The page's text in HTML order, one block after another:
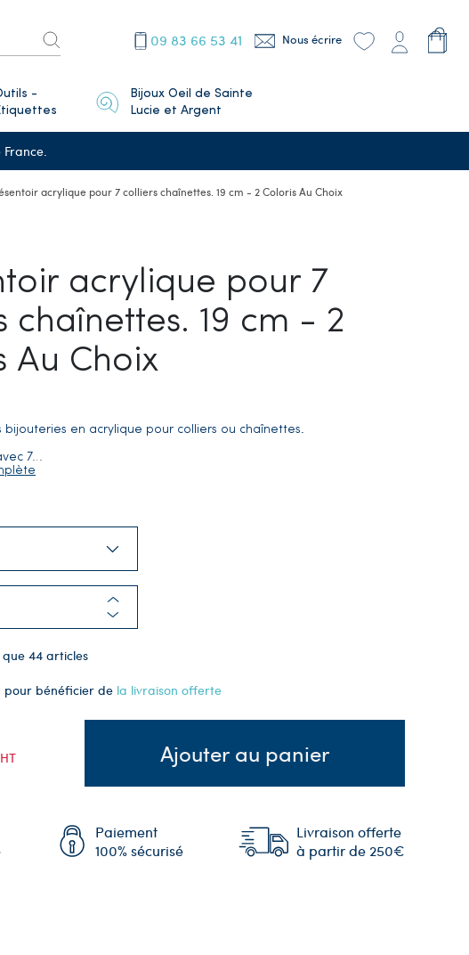
09 83 66 53 41 Nous écrire
-
Bijoux Oeil de Sainte
Lucie et Argent
acrylique pour 7 colliers chaînettes. 19 cm - 2 Coloris Au Choix
acrylique pour 7
chaînettes. 19 cm - 2
Au Choix
bijouteries en acrylique pour colliers ou chaînettes.
7…
que 44 articles
pour bénéficier de la livraison offerte
HT Ajouter au panier
Paiement
100% sécurisé
Livraison offerte
à partir de 250€